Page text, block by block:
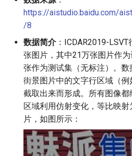
https://aistudio.baidu.com/
/8
数据简介：ICDAR2019-
张图片，其中21万张图片作
张作为测试集（无标注）。
街景图片中的文字行区域（例
截取出来而形成。所有图像
区域利用仿射变化，等比映
片，如图所示：